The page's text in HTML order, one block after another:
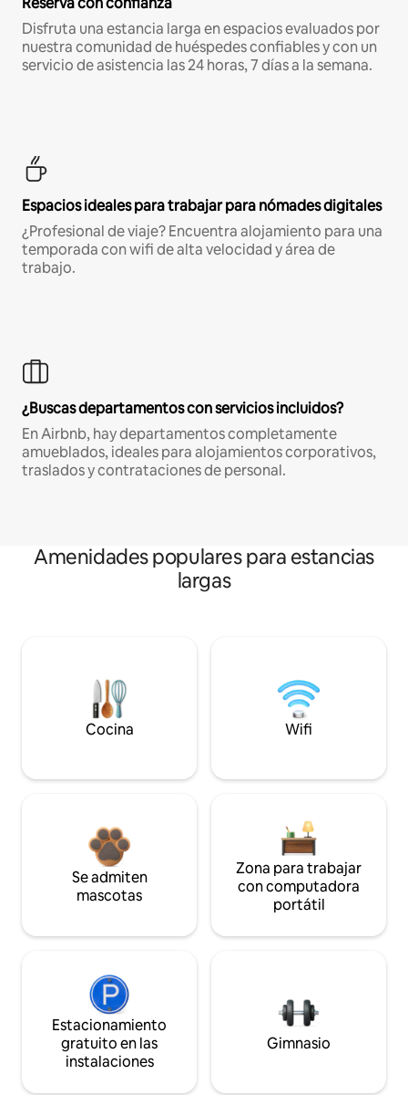
Disfruta una estancia larga en espacios evaluados por
nuestra comunidad de huéspedes confiables y con un
servicio de asistencia las 24 horas, 7 días a la semana.
Espacios ideales para trabajar para nómades digitales
¿Profesional de viaje? Encuentra alojamiento para una
temporada con wifi de alta velocidad y área de
trabajo.
¿Buscas departamentos con servicios incluidos?
En Airbnb, hay departamentos completamente
amueblados, ideales para alojamientos corporativos,
traslados y contrataciones de personal.
Amenidades populares para estancias
largas
Cocina Wifi
Se admiten
mascotas
Zona para trabajar
con computadora
portátil
Estacionamiento
gratuito en las
instalaciones
Gimnasio